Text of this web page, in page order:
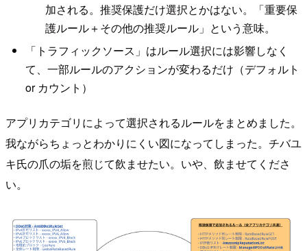
加される。推奨保護だけ選択とかはない。「重要保
護ルール＋その他の推奨ルール」という意味。
「トラフィックソース」はルール選択には影響しなく
て、一部ルールのアクションが変わるだけ（デフォルト
or カウント）
アプリカテゴリによって選択されるルールをまとめました。
我ながらちょっとわかりにくい図になってしまった。チバユ
キ氏の爪の垢を煎じて飲ませたい。いや、飲ませてくださ
い。